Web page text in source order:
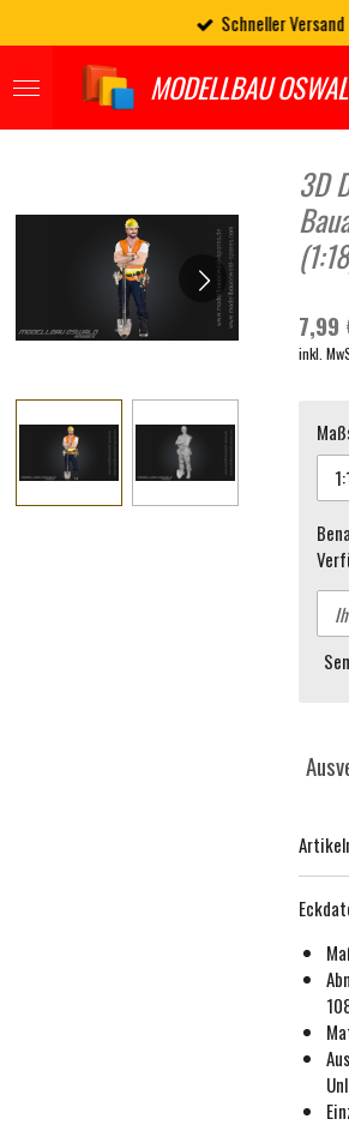
Hauptinhalt
springen
MODELLBAU
Schneller Versand
3D
7,99
inkl.